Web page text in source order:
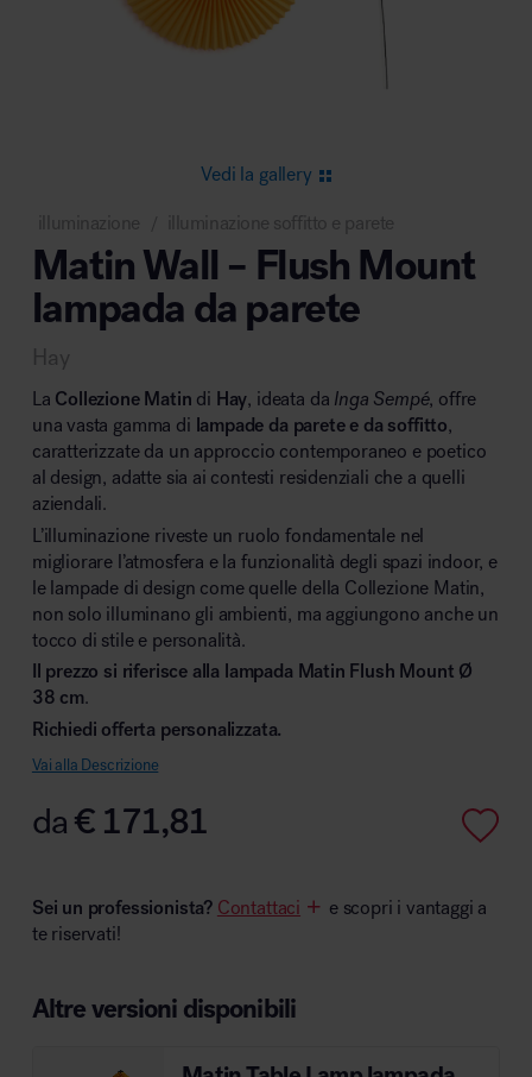
Area lounge e attesa
Area outdoor
Area hospitality
Vedi la gallery
illuminazione illuminazione soffitto e parete
Matin Wall – Flush Mount
lampada da parete
Hay
La Collezione Matin di Hay, ideata da Inga Sempé, offre
una vasta gamma di lampade da parete e da soffitto,
caratterizzate da un approccio contemporaneo e poetico
al design, adatte sia ai contesti residenziali che a quelli
aziendali.
L’illuminazione riveste un ruolo fondamentale nel
migliorare l’atmosfera e la funzionalità degli spazi indoor, e
le lampade di design come quelle della Collezione Matin,
non solo illuminano gli ambienti, ma aggiungono anche un
tocco di stile e personalità.
Il prezzo si riferisce alla lampada Matin Flush Mount Ø
38 cm.
Richiedi offerta personalizzata.
Vai alla Descrizione
da€171,81
Sei un professionista? Contattaci
e scopri i vantaggi a
te riservati!
Altre versioni disponibili